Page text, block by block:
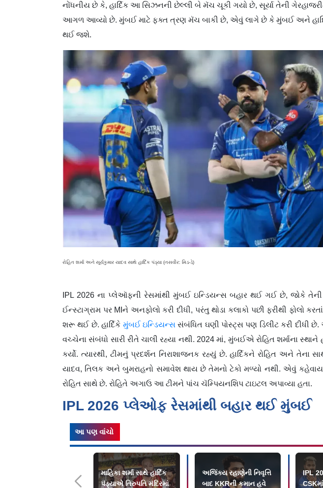
નોંધનીય છે કે, હાર્દિક આ સિઝનની છેલ્લી બે મૅચ ચૂકી ગયો છે, સૂર્યા તેની
આગળ આવ્યો છે. મુંબઈ માટે ફક્ત ત્રણ મૅચ બાકી છે, એવું લાગે છે કે મુંબઈ અને
થઈ જશે.
રોહિત શર્મા અને સૂર્યકુમાર યાદવ સાથે હાર્દિક પંડ્યા (તસવીર: મિડ-ડે)
IPL 2026 ના પ્લેઑફની રેસમાંથી મુંબઈ ઇન્ડિયન્સ બહાર થઈ ગઈ છે, જોકે તેની
ઈન્સ્ટાગ્રામ પર MIને અનફોલો કરી દીધી, પરંતુ થોડા કલાકો પછી ફરીથી ફોલો
શરૂ થઈ છે. હાર્દિકે મુંબઈ ઇન્ડિયન્સસંબંધિત ઘણી પોસ્ટ્સ પણ ડિલીટ કરી દીધી
વચ્ચેના સંબંધો સારી રીતે ચાલી રહ્યા નથી. 2024 માં, મુંબઈએ રોહિત શર્માના સ્થાને
કર્યો. ત્યારથી, ટીમનું પ્રદર્શન નિરાશાજનક રહ્યું છે. હાર્દિકને રોહિત અને તેના
યાદવ, તિલક અને બુમરાહનો સમાવેશ થાય છે તેમનો ટેકો મળ્યો નથી. એવું
રોહિત સાથે છે. રોહિતે અગાઉ આ ટીમને પાંચ ચૅમ્પિયનશિપ ટાઇટલ અપાવ્યા હતા.
IPL 2026 પ્લેઓફ રેસમાંથી બહાર થઈ મુંબઈ
આ પણ વાંચો
માહિકા શર્મા સાથે હાર્દિક
પંડ્યાએ તિરુપતિ મંદિરમાં
અજિંક્ય રહાણેની નિવૃત્તિ
બાદ KKRની કમાન હવે
IPL